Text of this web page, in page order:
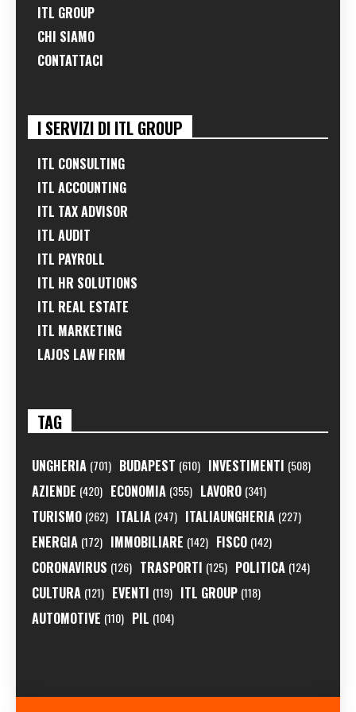
ITL GROUP
CHI SIAMO
CONTATTACI
I SERVIZI DI ITL GROUP
ITL CONSULTING
ITL ACCOUNTING
ITL TAX ADVISOR
ITL AUDIT
ITL PAYROLL
ITL HR SOLUTIONS
ITL REAL ESTATE
ITL MARKETING
LAJOS LAW FIRM
TAG
UNGHERIA (701) BUDAPEST (610) INVESTIMENTI (508)
AZIENDE (420) ECONOMIA (355) LAVORO (341)
TURISMO (262) ITALIA (247) ITALIAUNGHERIA (227)
ENERGIA (172) IMMOBILIARE (142) FISCO (142)
CORONAVIRUS (126) TRASPORTI (125) POLITICA (124)
CULTURA (121) EVENTI (119) ITL GROUP (118)
AUTOMOTIVE (110) PIL (104)